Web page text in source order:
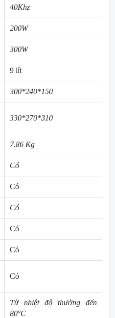
40Khz
200W
300W
9 lít
300*240*150
330*270*310
7.86 Kg
Có
Có
Có
Có
Có
Có
Từ nhiệt độ thường đến
80°C